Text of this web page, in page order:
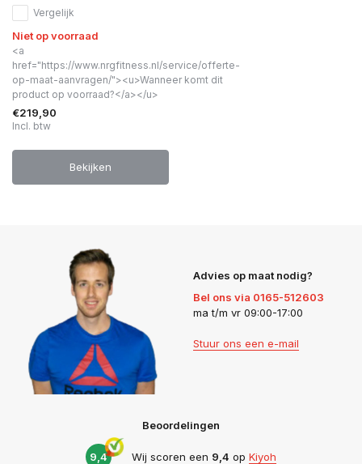
Vergelijk
Niet op voorraad
<a
href="https://www.nrgfitness.nl/service/offerte-
op-maat-aanvragen/"><u>Wanneer komt dit
product op voorraad?</a></u>
€219,90
Incl. btw
Bekijken
Advies op maat nodig?
Bel ons via 0165-512603
ma t/m vr 09:00-17:00
Stuur ons een e-mail
Beoordelingen
9,4 Wij scoren een 9,4 op Kiyoh